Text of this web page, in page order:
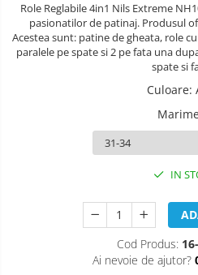
Porti de siguranta
Dulap si cutii jucarii
Leagane & balansoare &
Carusele patut
Lampi de veghe
Premergatoare
Skateboard
Role Reglabile 4in1 Nils Extreme
pasionatilor de patinaj. Produsul
Acestea sunt: patine de gheata, role
paralele pe spate si 2 pe fata una
spate si
Culoare:
IN
Cod Produs:
Ai nevoie de ajutor?